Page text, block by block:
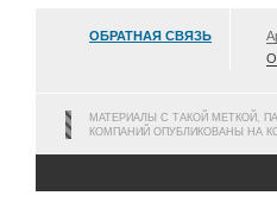
ОБРАТНАЯ СВЯЗЬ
О
МАТЕРИАЛЫ С ТАКОЙ МЕТКОЙ,
КОМПАНИЙ ОПУБЛИКОВАНЫ НА